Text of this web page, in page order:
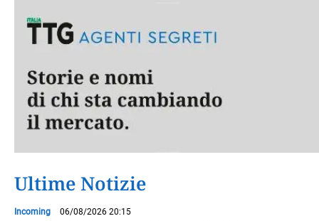
Ultime Notizie
Incoming 06/08/2026 20:15